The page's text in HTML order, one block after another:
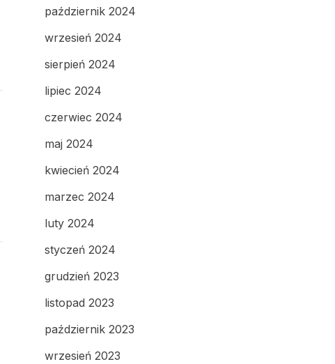
październik 2024
wrzesień 2024
sierpień 2024
lipiec 2024
czerwiec 2024
maj 2024
kwiecień 2024
marzec 2024
luty 2024
styczeń 2024
grudzień 2023
listopad 2023
październik 2023
wrzesień 2023